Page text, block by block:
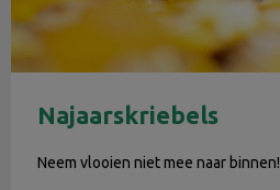
Najaarskriebels
Neem vlooien niet mee naar binnen!